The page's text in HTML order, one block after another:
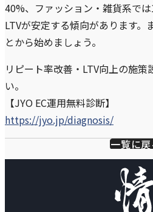
40%、ファッション・雑貨系で
LTVが安定する傾向があります。
とから始めましょう。
リピート率改善・LTV向上の施
い。
【JYO EC運用無料診断】
https://jyo.jp/diagnosis/
一覧に